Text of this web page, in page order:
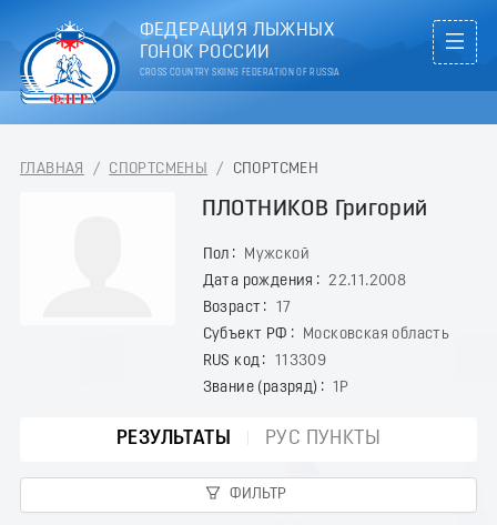
ФЕДЕРАЦИЯ ЛЫЖНЫХ
ГОНОК РОССИИ
CROSS COUNTRY SKIING FEDERATION OF RUSSIA
ГЛАВНАЯ / СПОРТСМЕНЫ / СПОРТСМЕН
ПЛОТНИКОВ Григорий
Пол
Мужской
Дата рождения
22.11.2008
Возраст
17
Субъект РФ
Московская область
RUS код
113309
Звание (разряд)
1Р
РЕЗУЛЬТАТЫ РУС ПУНКТЫ
ФИЛЬТР